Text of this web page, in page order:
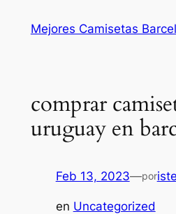
Mejores Camisetas
comprar
uruguay en
Feb 13, 2023—por
en Uncategorized